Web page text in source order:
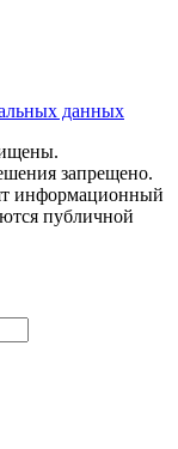
данных
запрещено.
информационный
публичной